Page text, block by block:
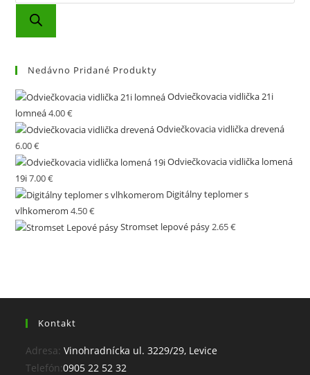
Nedávno Pridané Produkty
Odviečkovacia vidlička 21i
lomneá4.00€
Odviečkovacia vidlička drevená
6.00€
Odviečkovacia vidlička lomená
19i7.00€
Digitálny teplomer s
vlhkomerom 4.50€
Stromset lepové pásy 2.65€
Kontakt
Adresa:Vinohradnícka ul. 3229/29, Levice
Telefón:0905 22 52 32